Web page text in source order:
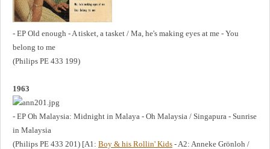
- EP Old enough - A tisket, a tasket / Ma, he's making eyes at me - You
belong to me
(Philips PE 433 199)
1963
- EP Oh Malaysia: Midnight in Malaya - Oh Malaysia / Singapura - Sunrise
in Malaysia
(Philips PE 433 201) [A1: Boy & his Rollin' Kids - A2: Anneke Grönloh /